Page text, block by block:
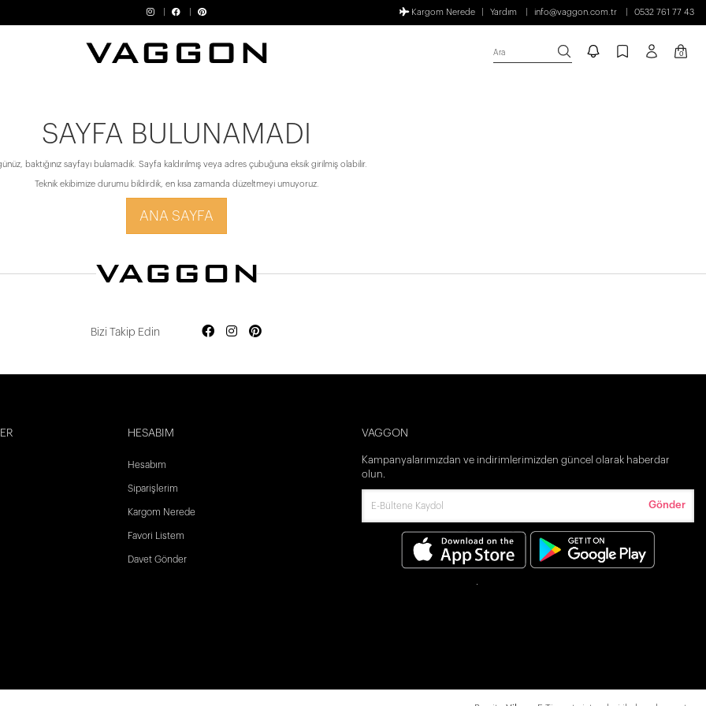
Kargom Nerede Yardım info@vaggon.com.tr 0532 761 77 43
Ara 0
SAYFA BULUNAMADI
baktığınız sayfayı bulamadık. Sayfa kaldırılmış veya adres çubuğuna eksik girilmiş olabilir.
Teknik ekibimize durumu bildirdik, en kısa zamanda düzeltmeyi umuyoruz.
ANA SAYFA
Bizi Takip Edin
HESABIM
Hesabım
Siparişlerim
Kargom Nerede
Favori Listem
Davet Gönder
VAGGON
Kampanyalarımızdan ve indirimlerimizden güncel olarak haberdar
olun.
Gönder